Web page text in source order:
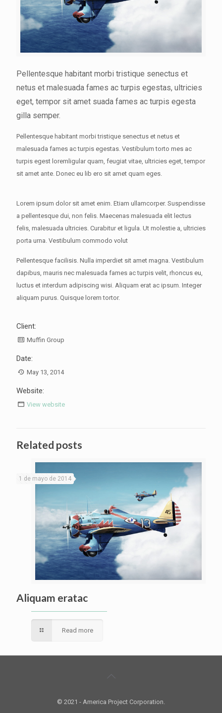
Pellentesque habitant morbi tristique senectus et
netus et malesuada fames ac turpis egestas, ultricies
eget, tempor sit amet suada fames ac turpis egesta
gilla semper.
Pellentesque habitant morbi tristique senectus et netus et
malesuada fames ac turpis egestas. Vestibulum torto mes ac
turpis egest loremligular quam, feugiat vitae, ultricies eget, tempor
sit amet ante. Donec eu lib ero sit amet quam eges.
Lorem ipsum dolor sit amet enim. Etiam ullamcorper. Suspendisse
a pellentesque dui, non felis. Maecenas malesuada elit lectus
felis, malesuada ultricies. Curabitur et ligula. Ut molestie a, ultricies
porta urna. Vestibulum commodo volut
Pellentesque facilisis. Nulla imperdiet sit amet magna. Vestibulum
dapibus, mauris nec malesuada fames ac turpis velit, rhoncus eu,
luctus et interdum adipiscing wisi. Aliquam erat ac ipsum. Integer
aliquam purus. Quisque lorem tortor.
Client:
Muffin Group
Date:
May 13, 2014
Website:
View website
Related posts
1 de mayo de 2014
Aliquam eratac
Read more
© 2021 - America Project Corporation.